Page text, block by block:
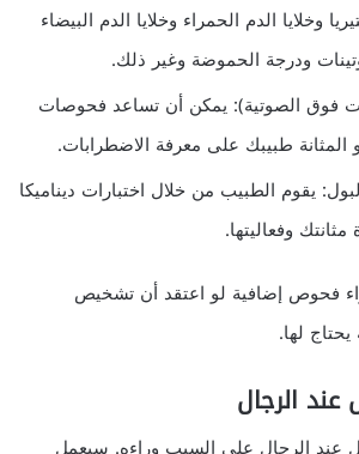
وخلايا الدم الحمراء وخلايا الدم البيضاء
ودرجة الحموضة وغير ذلك.
فوق الصوتية): يمكن أن تساعد فحوصات
المثانة طبيبك على معرفة الاضطرابات.
يقوم الطبيب من خلال اختبارات ديناميكا
وفعاليتها.
فحوص إضافية لو اعتقد أن تشخيص
لها.
عند الرجال